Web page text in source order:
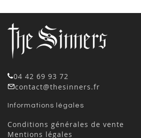
04 42 69 93 72
contact@thesinners.fr
Informations légales
Conditions générales de vente
Mentions légales